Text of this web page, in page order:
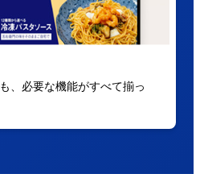
、必要な機能がすべて揃っ